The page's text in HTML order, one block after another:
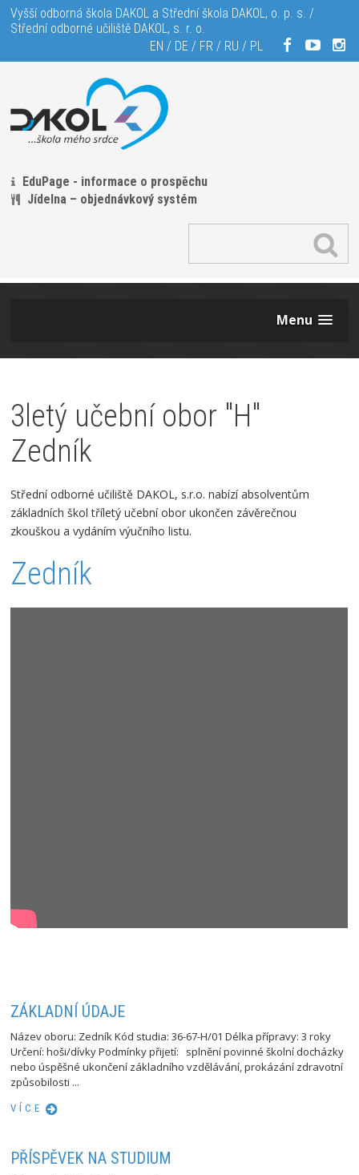
Vyšší odborná škola DAKOL a Střední škola DAKOL, o. p. s. /
Střední odborné učiliště DAKOL, s. r. o.
EN / DE / FR/ RU / PL
EduPage - informace o prospěchu
Jídelna – objednávkový systém
Menu
3letý učební obor "H"
Zedník
Střední odborné učiliště DAKOL, s.r.o. nabízí absolventům
základních škol tříletý učební obor ukončen závěrečnou
zkouškou a vydáním výučního listu.
Zedník
ZÁKLADNÍ ÚDAJE
Název oboru: Zedník Kód studia: 36-67-H/01 Délka přípravy: 3 roky
Určení: hoši/dívky Podmínky přijetí: splnění povinné školní docházky
nebo úspěšné ukončení základního vzdělávání, prokázání zdravotní
způsobilosti ...
VÍCE
PŘÍSPĚVEK NA STUDIUM